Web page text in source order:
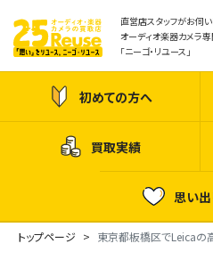
直営店スタッフがお伺い
オーディオ楽器カメラ
「ニーゴ・リユース」
初めての方へ
買取実績
思い出
トップページ 東京都板橋区でLeicaの